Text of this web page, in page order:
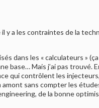
y a les contraintes de la
dans les « calculateurs »
base… Mais j’ai pas trouvé.
qui contrôlent les
sans compter les
de la bonne